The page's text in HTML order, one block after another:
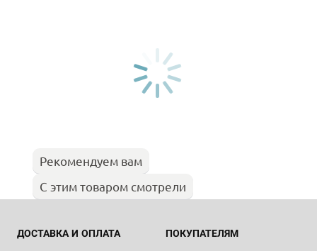
Рекомендуем вам
С этим товаром смотрели
ДОСТАВКА И ОПЛАТА ПОКУПАТЕЛЯМ